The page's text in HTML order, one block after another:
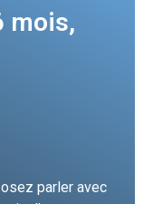
mois,
parler avec